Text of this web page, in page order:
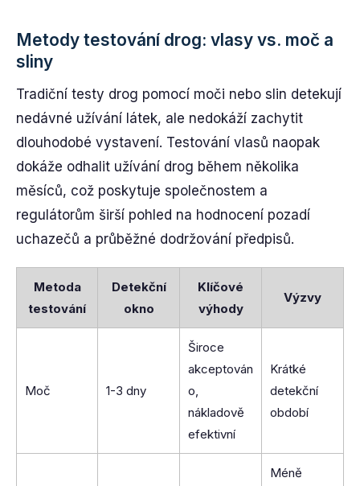
Metody testování drog: vlasy vs. moč a
sliny
Tradiční testy drog pomocí moči nebo slin detekují
nedávné užívání látek, ale nedokáží zachytit
dlouhodobé vystavení. Testování vlasů naopak
dokáže odhalit užívání drog během několika
měsíců, což poskytuje společnostem a
regulátorům širší pohled na hodnocení pozadí
uchazečů a průběžné dodržování předpisů.
Metoda
testování
Detekční
okno
Klíčové
výhody
Výzvy
Moč 1-3 dny
Široce
akceptován
o,
nákladově
efektivní
Krátké
detekční
období
Méně